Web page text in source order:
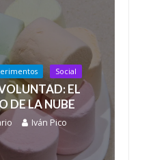
Social
EL
DE LA NUBE
Iván Pico